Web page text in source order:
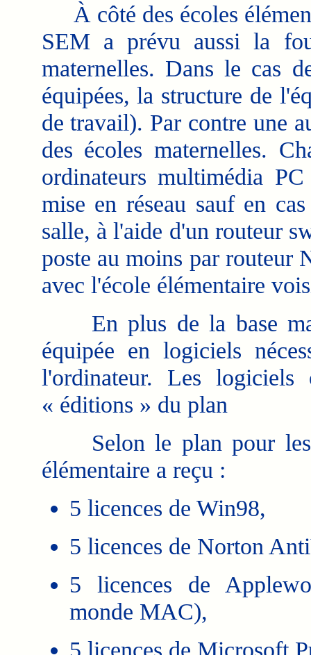
À côté des écoles
SEM a prévu aussi la
maternelles. Dans le cas
équipées, la structure de
de travail). Par contre une
des écoles maternelles.
ordinateurs multimédia
mise en réseau sauf en
salle, à l'aide d'un routeur
poste au moins par routeur
avec l'école élémentaire
En plus de la base
équipée en logiciels
l'ordinateur. Les
« éditions » du plan
Selon le plan pour les
élémentaire a reçu :
5 licences de Win98,
5 licences de Norton
5 licences de
monde MAC),
5 licences de Microsoft